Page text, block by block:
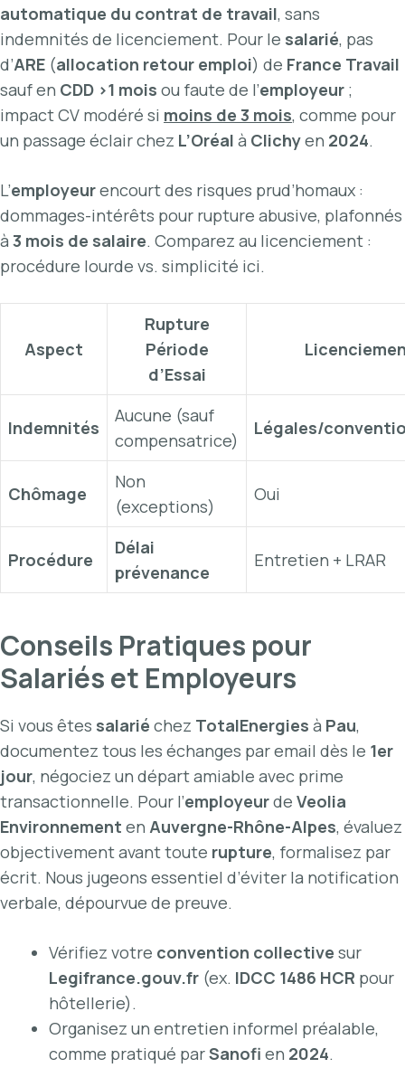
automatique du contrat de travail, sans
indemnités de licenciement. Pour le salarié, pas
d’ARE (allocation retour emploi) de France Travail
sauf en CDD >1 mois ou faute de l’employeur ;
impact CV modéré si moins de 3 mois, comme pour
un passage éclair chez L’Oréal à Clichyen 2024.
L’employeurencourt des risques prud’homaux :
dommages-intérêts pour rupture abusive, plafonnés
à 3 mois de salaire. Comparez au licenciement :
procédure lourde vs. simplicité ici.
Aspect
Rupture
Période
d’Essai
Indemnités
Aucune (sauf
compensatrice)
Légales/
Chômage
Non
(exceptions)
Oui
Procédure
Délai
prévenance
Entretien + LRAR
Conseils Pratiques pour
Salariés et Employeurs
Si vous êtes salarié chez TotalEnergies à Pau,
documentez tous les échanges par email dès le 1er
jour, négociez un départ amiable avec prime
transactionnelle. Pour l’employeurde Veolia
Environnement en Auvergne-Rhône-Alpes, évaluez
objectivement avant toute rupture, formalisez par
écrit. Nous jugeons essentiel d’éviter la notification
verbale, dépourvue de preuve.
Vérifiez votre convention collective sur
Legifrance.gouv.fr (ex. IDCC 1486 HCR pour
hôtellerie).
Organisez un entretien informel préalable,
comme pratiqué parSanofi en 2024.